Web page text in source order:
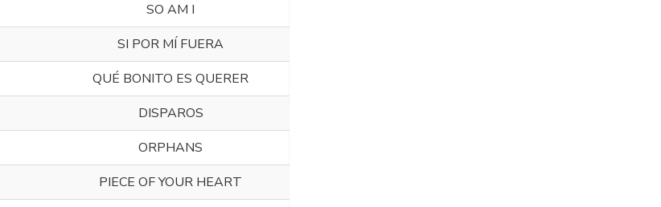
SO AM I
SI POR MÍ FUERA
QUÉ BONITO ES QUERER
DISPAROS
ORPHANS
PIECE OF YOUR HEART